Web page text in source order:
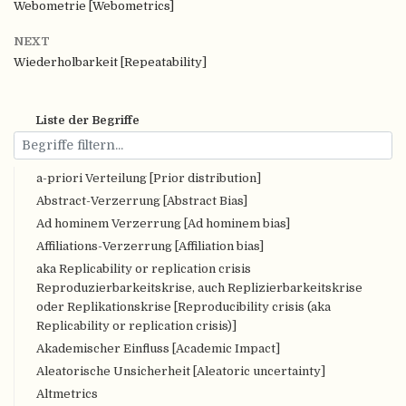
Liste der Begriffe
a-priori Verteilung [Prior distribution]
Abstract-Verzerrung [Abstract Bias]
Ad hominem Verzerrung [Ad hominem bias]
Affiliations-Verzerrung [Affiliation bias]
aka Replicability or replication crisis
Reproduzierbarkeitskrise, auch Replizierbarkeitskrise
oder Replikationskrise [Reproducibility crisis (aka
Replicability or replication crisis)]
Akademischer Einfluss [Academic Impact]
Aleatorische Unsicherheit [Aleatoric uncertainty]
Altmetrics
Webometrie [Webometrics]
NEXT
Wiederholbarkeit [Repeatability]